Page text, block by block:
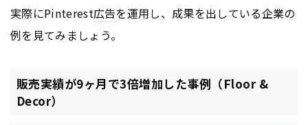
実際にPinterest広告を運用し、成果を出している企業の
例を見てみましょう。
販売実績が9ヶ月で3倍増加した事例（Floor &
Decor）